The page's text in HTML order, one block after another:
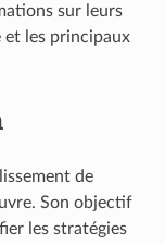
sur leurs
et les principaux
de
Son objectif
les stratégies